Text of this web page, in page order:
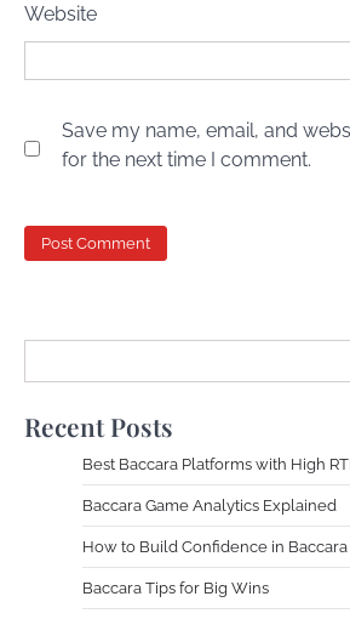
Website
Save my name, email, and
for the next time I comment.
Recent Posts
Best Baccara Platforms with High
Baccara Game Analytics Explained
How to Build Confidence in Baccara
Baccara Tips for Big Wins